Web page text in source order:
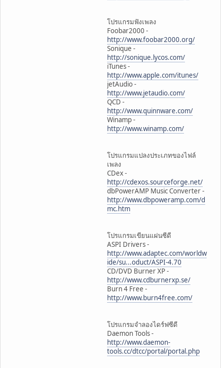
โปรแกรมฟังเพลง
Foobar2000 -
http://www.foobar2000.org/
Sonique -
http://sonique.lycos.com/
iTunes -
http://www.apple.com/itunes/
jetAudio -
http://www.jetaudio.com/
QCD -
http://www.quinnware.com/
Winamp -
http://www.winamp.com/
โปรแกรมแปลงประเภทของไฟล์
เพลง
CDex -
http://cdexos.sourceforge.net/
dbPowerAMP Music Converter -
http://www.dbpoweramp.com/d
mc.htm
โปรแกรมเขียนแผ่นซีดี
ASPI Drivers -
http://www.adaptec.com/worldw
ide/su...oduct/ASPI-4.70
CD/DVD Burner XP -
http://www.cdburnerxp.se/
Burn 4 Free -
http://www.burn4free.com/
โปรแกรมจำลองไดร์ฟซีดี
Daemon Tools -
http://www.daemon-
tools.cc/dtcc/portal/portal.php